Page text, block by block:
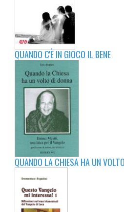
QUANDO C'È IN GIOCO IL BENE
QUANDO LA CHIESA HA UN